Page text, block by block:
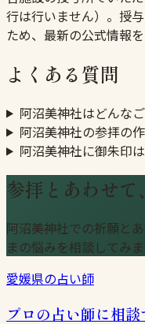
行は行いません）。授
ため、最新の公式情報
よくある質問
阿沼美神社はどんな
阿沼美神社の参拝の
阿沼美神社に御朱印
参拝とあわせ
阿沼美神社での祈願と
まの悩みを相談してみま
愛媛県の占い師
プロの占い師に相談